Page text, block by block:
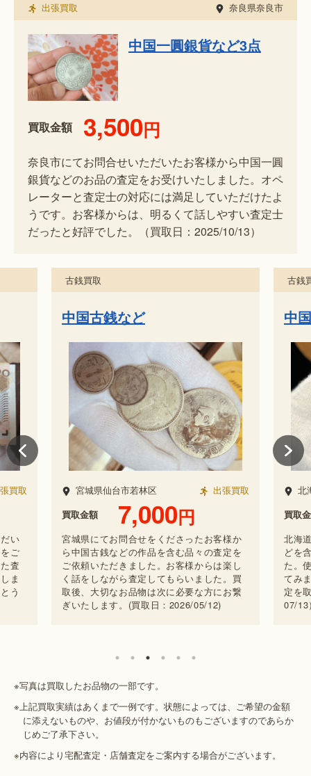
出張買取 奈良県奈良市
中国一圓銀貨など3点
買取金額 3,500円
奈良市にてお問合せいただいたお客様から中国一圓
銀貨などのお品の査定をお受けいたしました。オペ
レーターと査定士の対応には満足していただけたよ
うです。お客様からは、明るくて話しやすい査定士
だったと好評でした。（買取日：2025/10/13）
買取
か
を
し
買
繋
古銭買取
中国古銭 山鬼など6点
北海道旭川市
出張買取
買取金額
6,000円
北海道在住のお客様より中国古銭 山鬼な
どを含むお品の査定依頼をお受けしまし
た。使用機会が減ったお品物を査定に出し
てみませんか。バイセルはお品物全般の査
定を取り扱っております。（買取日：2025/
07/13）
古銭
中
ク
兵
買取
兵庫
中国
まし
定を
も
※写真は買取したお品物の一部です。
※上記買取実績はあくまで一例です。状態によっては、ご希望の金額
に添えないものや、お値段が付かないものもございますのであらか
じめご了承下さい。
※内容により宅配査定・店舗査定をご案内する場合がございます。